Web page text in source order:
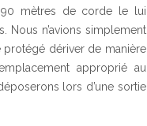
90 mètres de corde le lui
Nous n’avions simplement
dériver de manière
approprié au
lors d’une sortie